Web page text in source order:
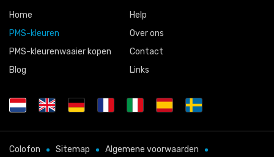
Home
PMS-kleuren
PMS-kleurenwaaier kopen
Blog
Help
Over ons
Contact
Links
Colofon Sitemap Algemene voorwaarden